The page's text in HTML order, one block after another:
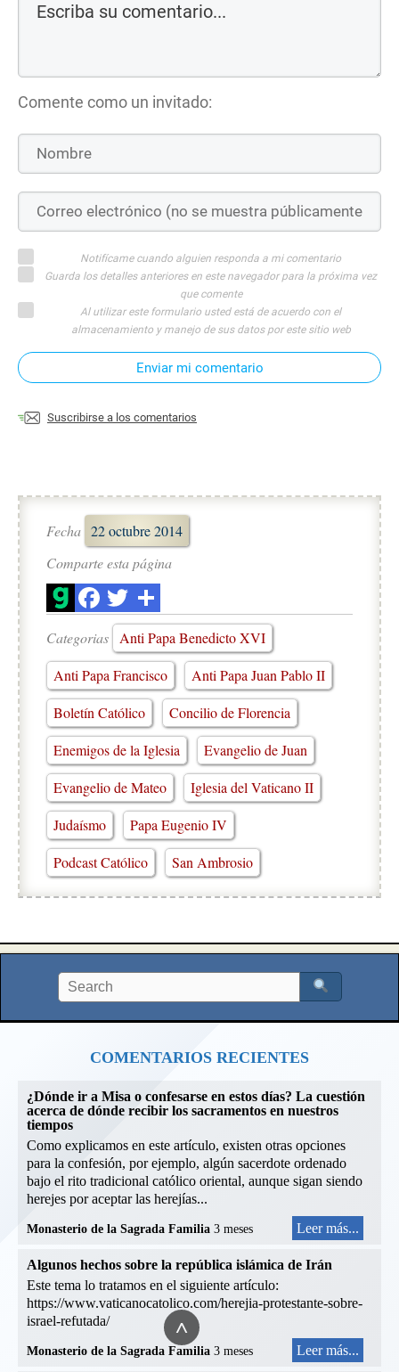
Comente como un invitado:
Notifícame cuando alguien responda a mi comentario
Guarda los detalles anteriores en este navegador para la próxima vez
que comente
Al utilizar este formulario usted está de acuerdo con el
almacenamiento y manejo de sus datos por este sitio web
Enviar mi comentario
Suscribirse a los comentarios
Fecha 22 octubre 2014
Comparte esta página
Categorias
Anti Papa Benedicto XVI
Anti Papa Francisco
Anti Papa Juan Pablo II
Boletín Católico
Concilio de Florencia
Enemigos de la Iglesia
Evangelio de Juan
Evangelio de Mateo
Iglesia del Vaticano II
Judaísmo
Papa Eugenio IV
Podcast Católico
San Ambrosio
COMENTARIOS RECIENTES
¿Dónde ir a Misa o confesarse en estos días? La cuestión
acerca de dónde recibir los sacramentos en nuestros
tiempos
Como explicamos en este artículo, existen otras opciones
para la confesión, por ejemplo, algún sacerdote ordenado
bajo el rito tradicional católico oriental, aunque sigan siendo
herejes por aceptar las herejías...
Monasterio de la Sagrada Familia 3 meses Leer más...
Algunos hechos sobre la república islámica de Irán
Este tema lo tratamos en el siguiente artículo:
https://www.vaticanocatolico.com/herejia-protestante-sobre-
israel-refutada/
Monasterio de la Sagrada Familia 3 meses Leer más...
^